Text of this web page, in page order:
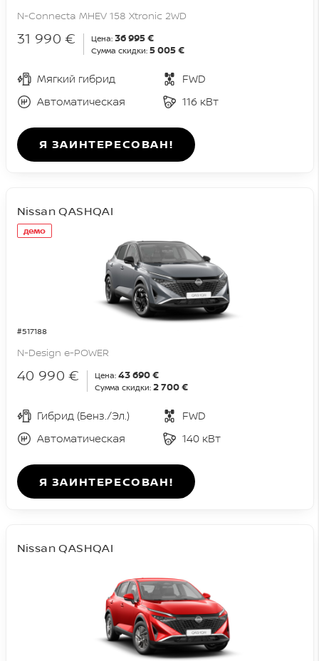
N-Connecta MHEV 158 Xtronic 2WD
31 990 € Цена: 36 995 €
Сумма скидки: 5 005 €
Мягкий гибрид
FWD
Автоматическая
116 кВт
Я ЗАИНТЕРЕСОВАН!
демо
#517188
Nissan QASHQAI
N-Design e-POWER
40 990 € Цена: 43 690 €
Сумма скидки: 2 700 €
Гибрид (Бенз./Эл.)
FWD
Автоматическая
140 кВт
Я ЗАИНТЕРЕСОВАН!
Nissan QASHQAI